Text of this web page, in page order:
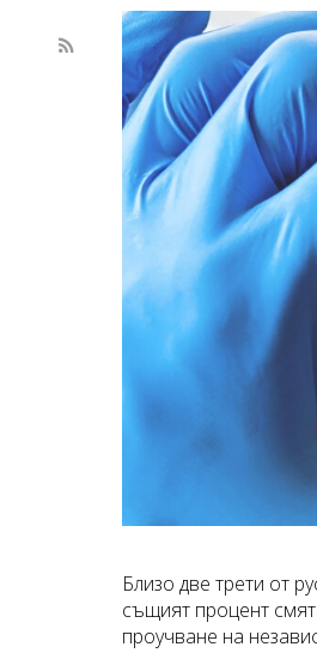
Близо две трети от
същият процент
проучване на